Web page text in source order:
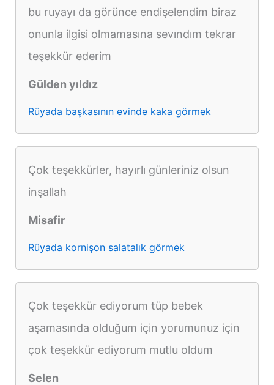
bu ruyayı da görünce endişelendim biraz
onunla ilgisi olmamasına sevındım tekrar
teşekkür ederim
Gülden yıldız
Rüyada başkasının evinde kaka görmek
Çok teşekkürler, hayırlı günleriniz olsun
inşallah
Misafir
Rüyada kornişon salatalık görmek
Çok teşekkür ediyorum tüp bebek
aşamasında olduğum için yorumunuz için
çok teşekkür ediyorum mutlu oldum
Selen